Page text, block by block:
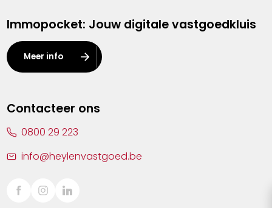
Kalmthout
Leuven
Lier
Sint-Truiden
Immopocket: Jouw digitale vastgoedkluis
Meer info
Contacteer ons
0800 29 223
info@heylenvastgoed.be